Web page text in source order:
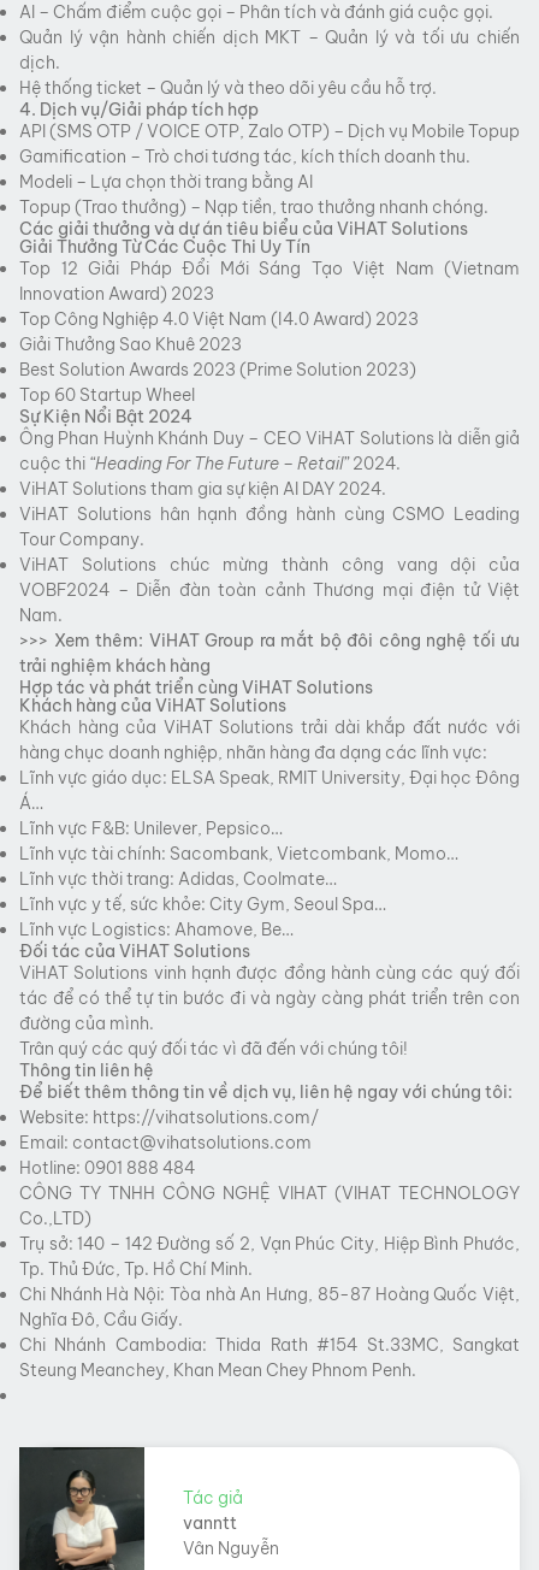
AI – Chấm điểm cuộc gọi – Phân tích và đánh giá cuộc gọi.
Quản lý vận hành chiến dịch MKT – Quản lý và tối ưu chiến
dịch.
Hệ thống ticket – Quản lý và theo dõi yêu cầu hỗ trợ.
4. Dịch vụ/Giải pháp tích hợp
API (SMS OTP / VOICE OTP, Zalo OTP) – Dịch vụ Mobile Topup
Gamification – Trò chơi tương tác, kích thích doanh thu.
Modeli – Lựa chọn thời trang bằng AI
Topup (Trao thưởng) – Nạp tiền, trao thưởng nhanh chóng.
Các giải thưởng và dự án tiêu biểu của ViHAT Solutions
Giải Thưởng Từ Các Cuộc Thi Uy Tín
Top 12 Giải Pháp Đổi Mới Sáng Tạo Việt Nam (Vietnam
Innovation Award) 2023
Top Công Nghiệp 4.0 Việt Nam (I4.0 Award) 2023
Giải Thưởng Sao Khuê 2023
Best Solution Awards 2023 (Prime Solution 2023)
Top 60 Startup Wheel
Sự Kiện Nổi Bật 2024
Ông Phan Huỳnh Khánh Duy – CEO ViHAT Solutions là diễn giả
cuộc thi “Heading For The Future – Retail”2024.
ViHAT Solutions tham gia sự kiện AI DAY 2024.
ViHAT Solutions hân hạnh đồng hành cùng CSMO Leading
Tour Company.
ViHAT Solutions chúc mừng thành công vang dội của
VOBF2024 – Diễn đàn toàn cảnh Thương mại điện tử Việt
Nam.
>>> Xem thêm: ViHAT Group ra mắt bộ đôi công nghệ tối ưu
trải nghiệm khách hàng
Hợp tác và phát triển cùng ViHAT Solutions
Khách hàng của ViHAT Solutions
Khách hàng của ViHAT Solutions trải dài khắp đất nước với
hàng chục doanh nghiệp, nhãn hàng đa dạng các lĩnh vực:
Lĩnh vực giáo dục: ELSA Speak, RMIT University, Đại học Đông
Á…
Lĩnh vực F&B: Unilever, Pepsico…
Lĩnh vực tài chính: Sacombank, Vietcombank, Momo…
Lĩnh vực thời trang: Adidas, Coolmate…
Lĩnh vực y tế, sức khỏe: City Gym, Seoul Spa…
Lĩnh vực Logistics: Ahamove, Be…
Đối tác của ViHAT Solutions
ViHAT Solutions vinh hạnh được đồng hành cùng các quý đối
tác để có thể tự tin bước đi và ngày càng phát triển trên con
đường của mình.
Trân quý các quý đối tác vì đã đến với chúng tôi!
Thông tin liên hệ
Để biết thêm thông tin về dịch vụ, liên hệ ngay với chúng tôi:
Website: https://vihatsolutions.com/
Email: contact@vihatsolutions.com
Hotline: 0901 888 484
CÔNG TY TNHH CÔNG NGHỆ VIHAT (VIHAT TECHNOLOGY
Co.,LTD)
Trụ sở: 140 – 142 Đường số 2, Vạn Phúc City, Hiệp Bình Phước,
Tp. Thủ Đức, Tp. Hồ Chí Minh.
Chi Nhánh Hà Nội: Tòa nhà An Hưng, 85-87 Hoàng Quốc Việt,
Nghĩa Đô, Cầu Giấy.
Chi Nhánh Cambodia: Thida Rath #154 St.33MC, Sangkat
Steung Meanchey, Khan Mean Chey Phnom Penh.
Tác giả
vanntt
Vân Nguyễn